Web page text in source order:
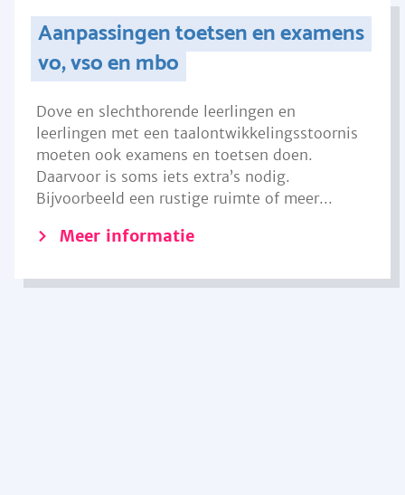
Aanpassingen toetsen en examens
vo, vso en mbo
Dove en slechthorende leerlingen en
leerlingen met een taalontwikkelingsstoornis
moeten ook examens en toetsen doen.
Daarvoor is soms iets extra’s nodig.
Bijvoorbeeld een rustige ruimte of meer...
Meer informatie